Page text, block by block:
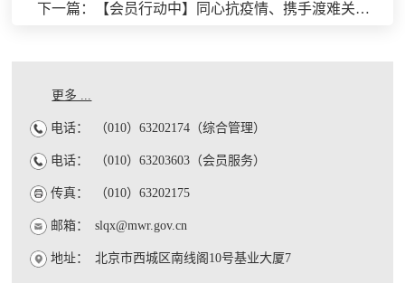
下一篇：【会员行动中】同心抗疫情、携手渡难关，流体装备行业企业彰显责任担当
更多 ...
电话： （010）63202174（综合管理）
电话： （010）63203603（会员服务）
传真： （010）63202175
邮箱： slqx@mwr.gov.cn
地址： 北京市西城区南线阁10号基业大厦7